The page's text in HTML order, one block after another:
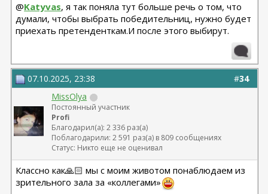
@Katyvas, я так поняла тут больше речь о том, что
думали, чтобы выбрать победительниц, нужно будет
приехать претенденткам.И после этого выбирут.
#34
07.10.2025, 23:38
MissOlya
Постоянный участник
Profi
Благодарил(а): 2 336 раз(а)
Поблагодарили: 2 591 раз(а) в 809 сообщениях
Статус: Никто еще не оценивал
Классно как🙏🏻 мы с моим животом понаблюдаем из
зрительного зала за «коллегами»